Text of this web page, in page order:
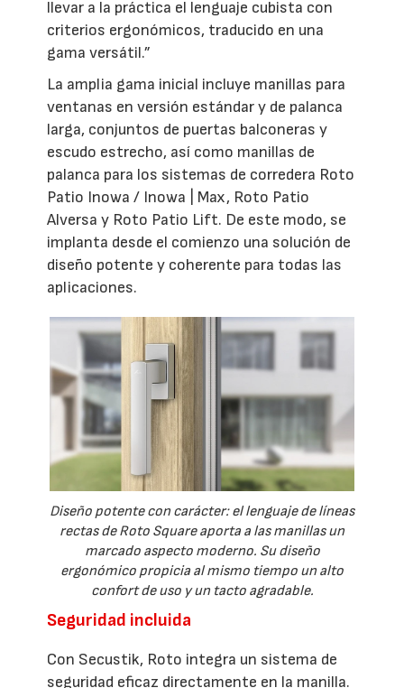
llevar a la práctica el lenguaje cubista con
criterios ergonómicos, traducido en una
gama versátil.”
La amplia gama inicial incluye manillas para
ventanas en versión estándar y de palanca
larga, conjuntos de puertas balconeras y
escudo estrecho, así como manillas de
palanca para los sistemas de corredera Roto
Patio Inowa / Inowa | Max, Roto Patio
Alversa y Roto Patio Lift. De este modo, se
implanta desde el comienzo una solución de
diseño potente y coherente para todas las
aplicaciones.
Diseño potente con carácter: el lenguaje de líneas
rectas de Roto Square aporta a las manillas un
marcado aspecto moderno. Su diseño
ergonómico propicia al mismo tiempo un alto
confort de uso y un tacto agradable.
Seguridad incluida
Con Secustik, Roto integra un sistema de
seguridad eficaz directamente en la manilla.